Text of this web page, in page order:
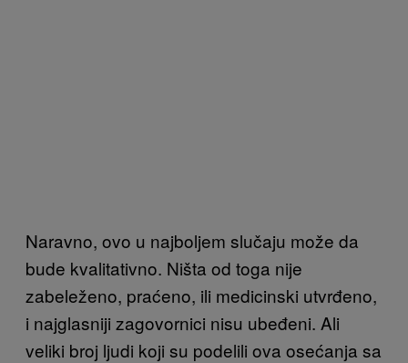
Naravno, ovo u najboljem slučaju može da
bude kvalitativno. Ništa od toga nije
zabeleženo, praćeno, ili medicinski utvrđeno,
i najglasniji zagovornici nisu ubeđeni. Ali
veliki broj ljudi koji su podelili ova osećanja sa